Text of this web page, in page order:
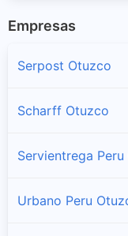
Mache
Sucursales y
Paranday
Empresas
Serpost Otuzco
Scharff Otuzco
Servientrega
Urbano Peru